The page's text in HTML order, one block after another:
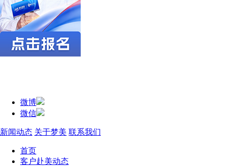
微博
微信
新闻动态 关于梦美 联系我们
首页
客户赴美动态